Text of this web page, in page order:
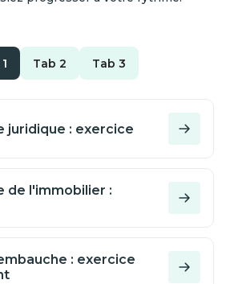
Tab 2 Tab 3
juridique : exercice
de l'immobilier :
: exercice